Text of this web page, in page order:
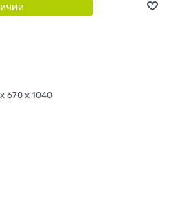
670 x 1040